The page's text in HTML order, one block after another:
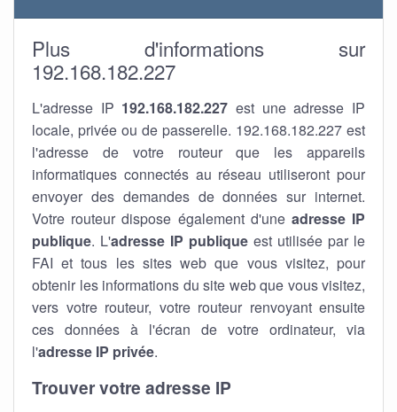
Plus d'informations sur
192.168.182.227
L'adresse IP 192.168.182.227 est une adresse IP
locale, privée ou de passerelle. 192.168.182.227 est
l'adresse de votre routeur que les appareils
informatiques connectés au réseau utiliseront pour
envoyer des demandes de données sur internet.
Votre routeur dispose également d'une adresse IP
publique. L'adresse IP publique est utilisée par le
FAI et tous les sites web que vous visitez, pour
obtenir les informations du site web que vous visitez,
vers votre routeur, votre routeur renvoyant ensuite
ces données à l'écran de votre ordinateur, via
l'adresse IP privée.
Trouver votre adresse IP